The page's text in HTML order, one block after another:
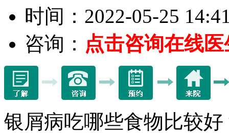
时间：2022-05-25
咨询： 点击咨询在线医
银屑病吃哪些食物比较